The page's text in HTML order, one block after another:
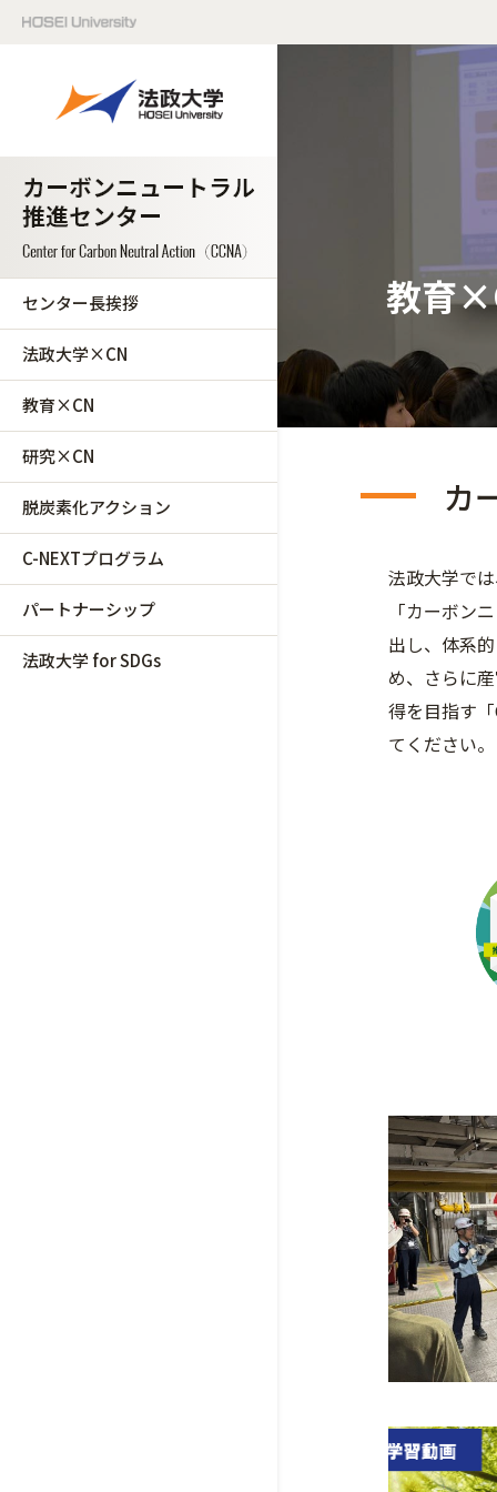
センター長挨拶
法政大学×CN
教育×CN
研究×CN
脱炭素化アクション
C-NEXTプログラム
パートナーシップ
法政大学 for SDGs
教育
カ
法政大学で
「カーボン
出し、体系
め、さらに
得を目指す
てください。